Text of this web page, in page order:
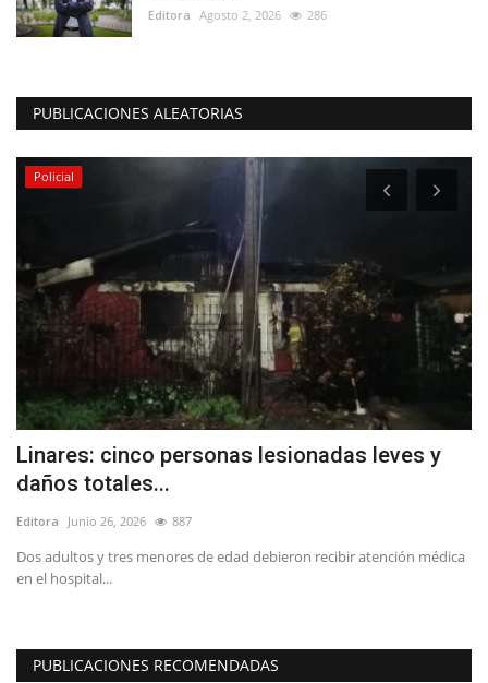
Editora Agosto 2, 2026 286
PUBLICACIONES ALEATORIAS
Policial
Linares: cinco personas lesionadas leves y
daños totales...
Editora Junio 26, 2026 887
Dos adultos y tres menores de edad debieron recibir atención médica
en el hospital...
PUBLICACIONES RECOMENDADAS